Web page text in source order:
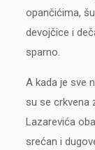
opančićima,
devojčice i
sparno.
A kada je sve
su se crkvena
Lazarevića
srećan i